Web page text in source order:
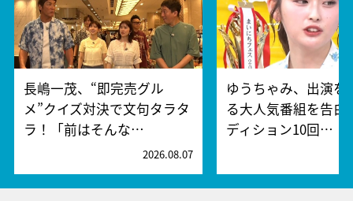
長嶋一茂、“即完売グル
メ”クイズ対決で文句タラタ
ラ！「前はそんな…
2026.08.07
ゆうちゃみ、出演を
る大人気番組を告白
ディション10回…